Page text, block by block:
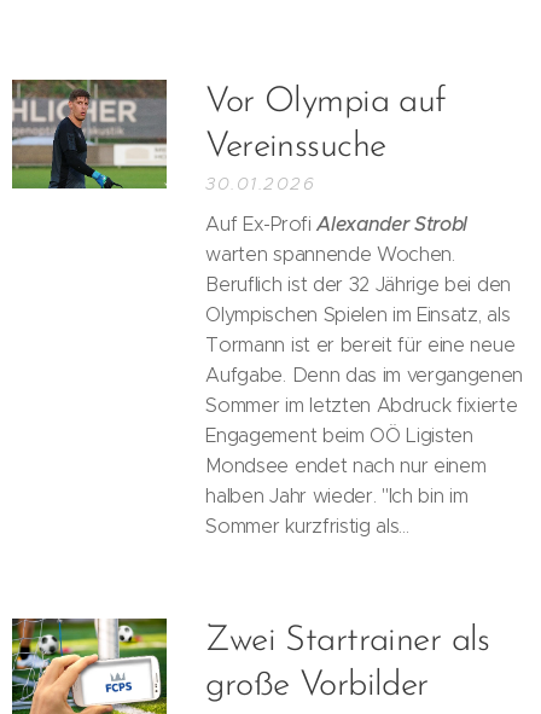
Vor Olympia auf
Vereinssuche
30.01.2026
Auf Ex-ProfiAlexander Strobl
warten spannende Wochen.
Beruflich ist der 32 Jährige bei den
Olympischen Spielen im Einsatz, als
Tormann ist er bereit für eine neue
Aufgabe. Denn das im vergangenen
Sommer im letzten Abdruck fixierte
Engagement beim OÖ Ligisten
Mondsee endet nach nur einem
halben Jahr wieder. "Ich bin im
Sommer kurzfristig als...
Zwei Startrainer als
große Vorbilder